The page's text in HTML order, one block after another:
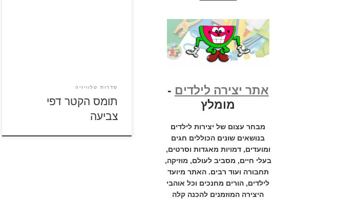
סדרות טלוויזיה
תומס הקטר דפי
צביעה
אתר יצירה לילדים -
מומלץ
מבחר עצום של יצירות לילדים
בנושאים שונים הכוללים חגים
ומועדים, דמויות מאגדות וסרטים,
בעלי חיים, מסביב לעולם, מוזיקה,
תחבורה ועוד רבים. האתר מיועד
לילדים, הורים מחנכים וכל אוהבי
היצירה המוזמנים להכנה קלה